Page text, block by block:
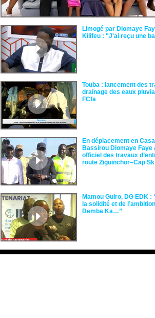
Limogé par Diomaye
Kilifeu : "J'ai reçu une
Touba : lancement des
drainage des eaux
FCfa ‎
En déplacement en
Bassirou Diomaye
officiel des travaux
route Ziguinchor–Cap
Mamou Guiro, DG EDK
la solidité et de
Demba Ka…”